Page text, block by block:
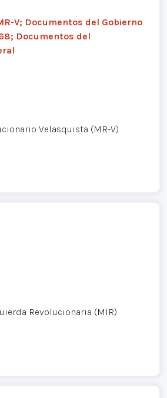
V; Documentos del Gobierno
Documentos del
Velasquista (MR-V)
Revolucionaria (MIR)